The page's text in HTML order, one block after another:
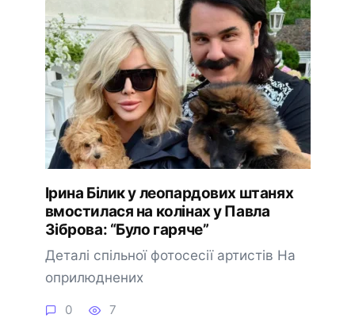
Ірина Білик у леопардових штанях
вмостилася на колінах у Павла
Зіброва: “Було гаряче”
Деталі спільної фотосесії артистів На
оприлюднених
0 7